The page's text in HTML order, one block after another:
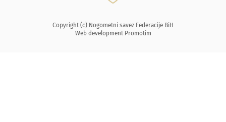
Copyright (c) Nogometni savez Federacije BiH
Web development Promotim